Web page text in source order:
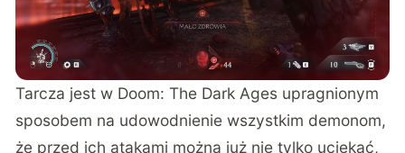
Tarcza jest w Doom: The Dark Ages upragnionym
sposobem na udowodnienie wszystkim demonom,
że przed ich atakami można już nie tylko uciekać,